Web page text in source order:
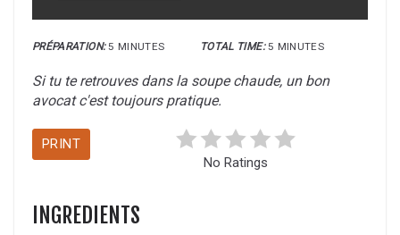
PRÉPARATION: 5 MINUTES TOTAL TIME: 5 MINUTES
Si tu te retrouves dans la soupe chaude, un bon
avocat c'est toujours pratique.
PRINT
No Ratings
INGREDIENTS